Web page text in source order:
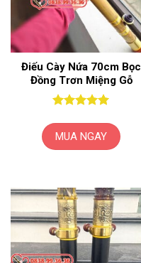
Điếu Cày Nứa 70cm Bọc
Đồng Trơn Miệng Gỗ
sao
MUA NGAY